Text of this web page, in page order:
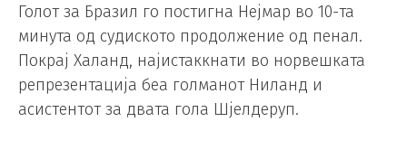
Голот за Бразил го постигна Нејмар во 10-та
минута од судиското продолжение од пенал.
Покрај Халанд, најистаккнати во норвешката
репрезентација беа голманот Ниланд и
асистентот за двата гола Шјелдеруп.